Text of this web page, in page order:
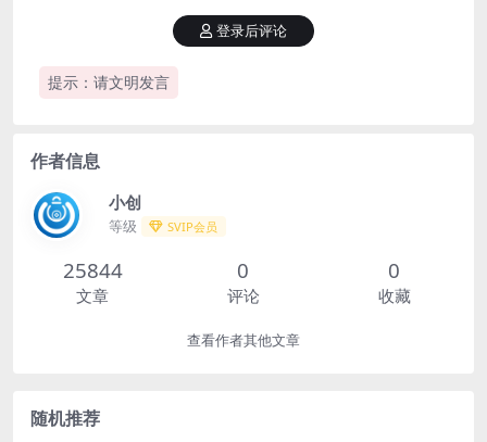
提示：请文明发言
登录后评论
作者信息
小创
等级 SVIP会员
25844
文章
0
评论
0
收藏
查看作者其他文章
随机推荐